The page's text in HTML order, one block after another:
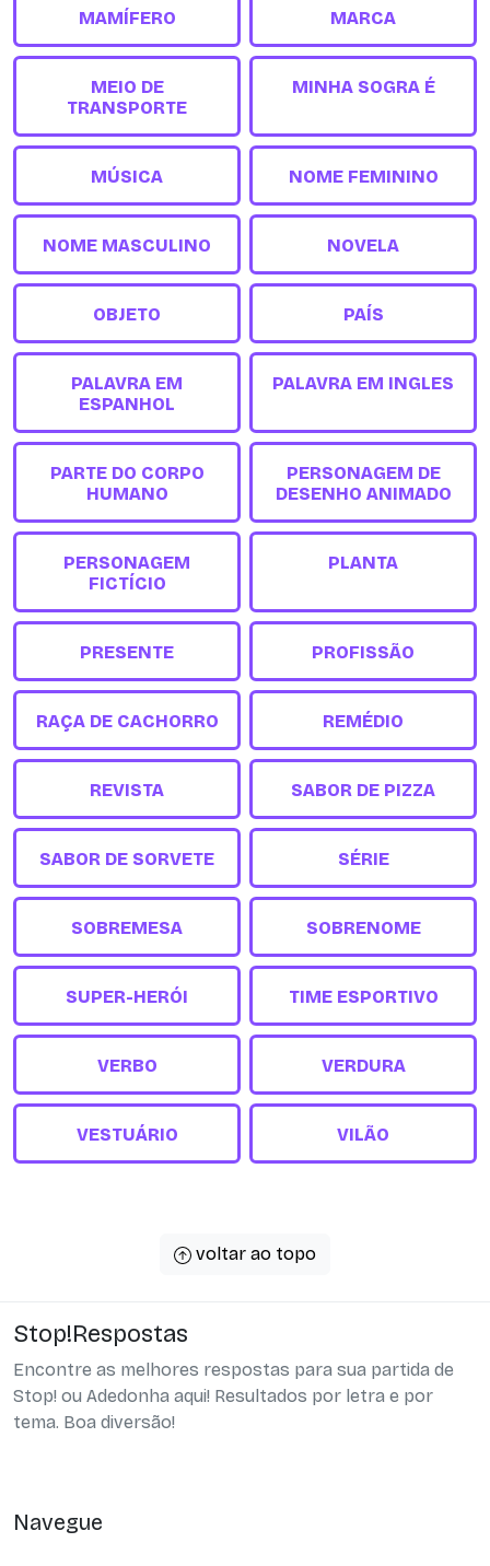
MAMÍFERO MARCA
MEIO DE
TRANSPORTE
MINHA SOGRA É
MÚSICA NOME FEMININO
NOME MASCULINO NOVELA
OBJETO PAÍS
PALAVRA EM
ESPANHOL
PALAVRA EM INGLES
PARTE DO CORPO
HUMANO
PERSONAGEM DE
DESENHO ANIMADO
PERSONAGEM
FICTÍCIO
PLANTA
PRESENTE PROFISSÃO
RAÇA DE CACHORRO REMÉDIO
REVISTA SABOR DE PIZZA
SABOR DE SORVETE SÉRIE
SOBREMESA SOBRENOME
SUPER-HERÓI TIME ESPORTIVO
VERBO VERDURA
VESTUÁRIO VILÃO
voltar ao topo
Stop!Respostas
Encontre as melhores respostas para sua partida de
Stop! ou Adedonha aqui! Resultados por letra e por
tema. Boa diversão!
Navegue